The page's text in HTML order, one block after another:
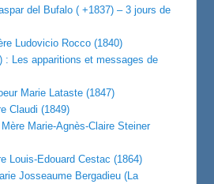
del Bufalo ( +1837) – 3 jours de
Ludovicio Rocco (1840)
: Les apparitions et messages de
Marie Lataste (1847)
Claudi (1849)
Marie-Agnès-Claire Steiner
Louis-Edouard Cestac (1864)
Josseaume Bergadieu (La